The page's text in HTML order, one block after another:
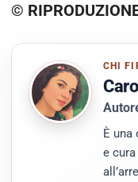
©
CHI
È una
e